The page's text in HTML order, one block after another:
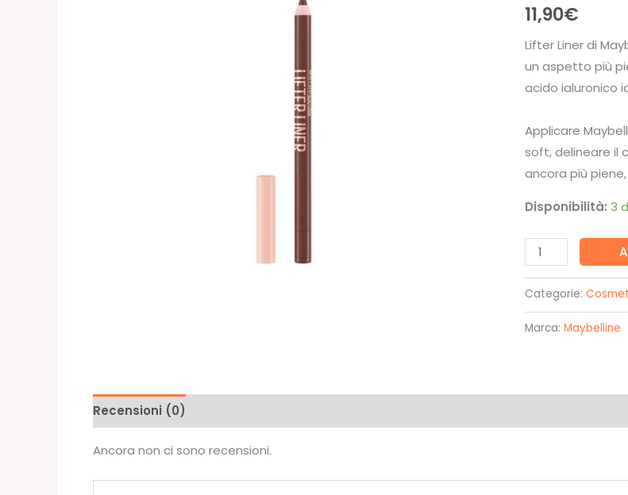
11,90€
Lifter Liner di
un aspetto più
acido ialuronico
Applicare
soft, delineare il
ancora più
Disponibilità: 3
Matita
per
le
labbra
Lifter
cross
Maybelline
Categorie:
Marca: Maybelline
Recensioni (0)
Ancora non ci sono recensioni.